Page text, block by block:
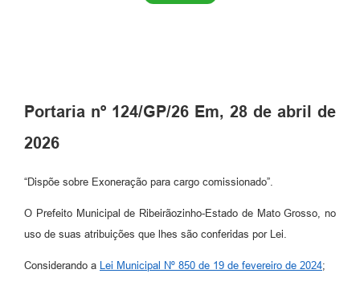
Portaria nº 124/GP/26 Em, 28 de abril de
2026
“Dispõe sobre Exoneração para cargo comissionado”.
O Prefeito Municipal de Ribeirãozinho-Estado de Mato Grosso, no
uso de suas atribuições que lhes são conferidas por Lei.
Considerando a Lei Municipal Nº 850 de 19 de fevereiro de 2024;